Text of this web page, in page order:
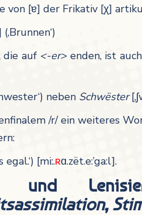
von [ɐ] der Frikativ [χ]
(‚Brunnen‘)
die auf <-er>enden, ist
neben Schwëster
/r/ ein weiteres
egal.‘) [mi:.ʀɑ.zët.e:’ga:l].
und
,